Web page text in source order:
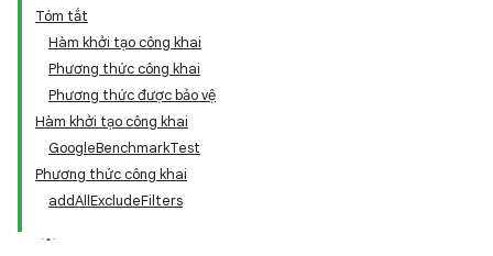
Tóm tắt
Hàm khởi tạo công khai
Phương thức công khai
Phương thức được bảo vệ
Hàm khởi tạo công khai
GoogleBenchmarkTest
Phương thức công khai
addAllExcludeFilters